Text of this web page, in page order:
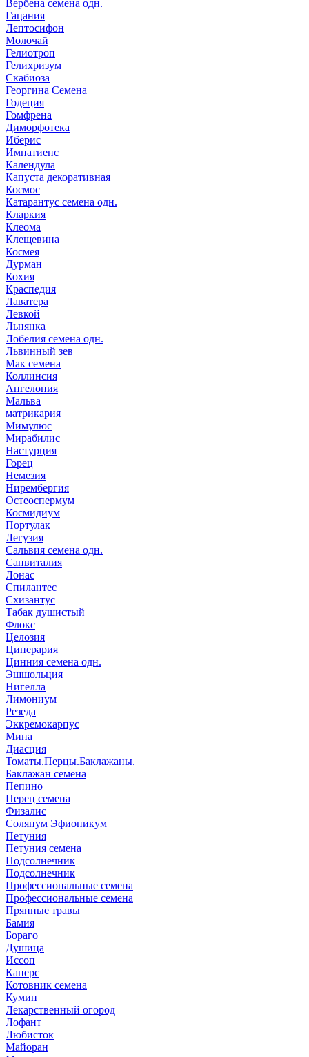
Вербена семена одн.
Гацания
Лептосифон
Молочай
Гелиотроп
Гелихризум
Скабиоза
Георгина Семена
Годеция
Гомфрена
Диморфотека
Иберис
Импатиенс
Календула
Капуста декоративная
Космос
Катарантус семена одн.
Кларкия
Клеома
Клещевина
Космея
Дурман
Кохия
Краспедия
Лаватера
Левкой
Льнянка
Лобелия семена одн.
Львинный зев
Мак семена
Коллинсия
Ангелония
Мальва
матрикария
Мимулюс
Мирабилис
Настурция
Горец
Немезия
Нирембергия
Остеоспермум
Космидиум
Портулак
Легузия
Сальвия семена одн.
Санвиталия
Лонас
Спилантес
Схизантус
Табак душистый
Флокс
Целозия
Цинерария
Цинния семена одн.
Эшшольция
Нигелла
Лимониум
Резеда
Эккремокарпус
Мина
Диасция
Томаты.Перцы.Баклажаны.
Баклажан семена
Пепино
Перец семена
Физалис
Солянум Эфиопикум
Петуния
Петуния семена
Подсолнечник
Подсолнечник
Профессиональные семена
Профессиональные семена
Прянные травы
Бамия
Бораго
Душица
Иссоп
Каперс
Котовник семена
Кумин
Лекарственный огород
Лофант
Любисток
Майоран